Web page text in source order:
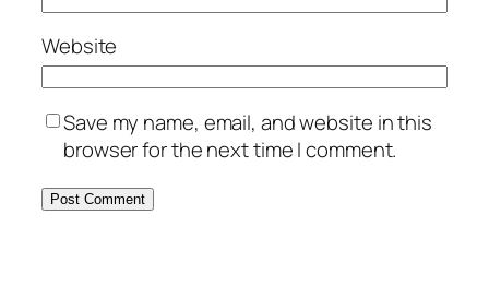
Website
Save my name, email, and website in this
browser for the next time I comment.